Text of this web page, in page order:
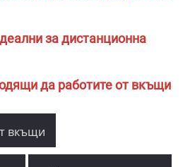
за дистанционна
да работите от вкъщи
вкъщи